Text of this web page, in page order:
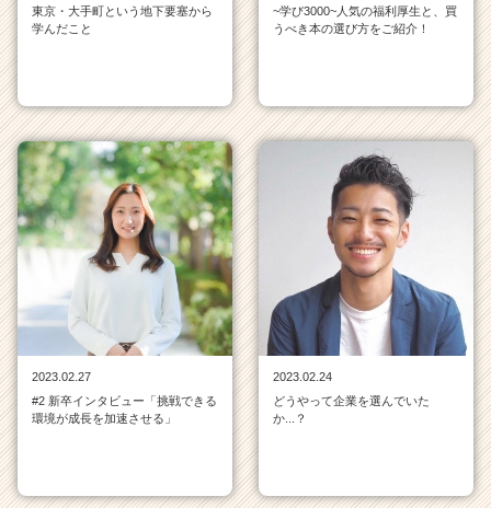
東京・大手町という地下要塞から
学んだこと
~学び3000~人気の福利厚生と、買
うべき本の選び方をご紹介！
2023.02.27
#2 新卒インタビュー「挑戦できる
環境が成長を加速させる」
2023.02.24
どうやって企業を選んでいた
か...？